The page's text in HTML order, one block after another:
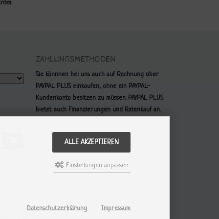
ZAHLUNGSMETHODEN
Sie könnnen bei uns auch auf Rechnung über
PAYPAL PLUS einkaufen, ohne ein PAYPAL-
Kundenkonto besitzen zu müssen. PAYPAL PLUS
bietet auch Finanzierungen und Ratenkauf an.
ALLE AKZEPTIEREN
Einstellungen anpassen
Datenschutzerklärung Impressum